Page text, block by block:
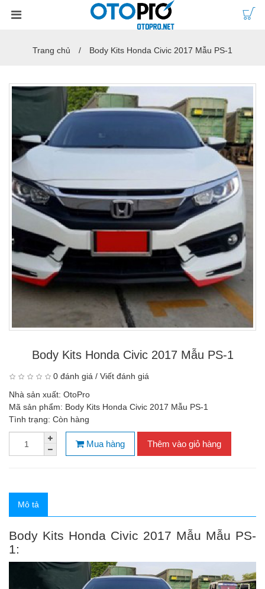
Trang chủ Body Kits Honda Civic 2017 Mẫu PS-1
Body Kits Honda Civic 2017 Mẫu PS-1
0 đánh giá / Viết đánh giá
Nhà sản xuất: OtoPro
Mã sản phẩm: Body Kits Honda Civic 2017 Mẫu PS-1
Tình trạng: Còn hàng
Mua hàng Thêm vào giỏ hàng
Mô tả
Body Kits Honda Civic 2017 Mẫu Mẫu PS-
1: